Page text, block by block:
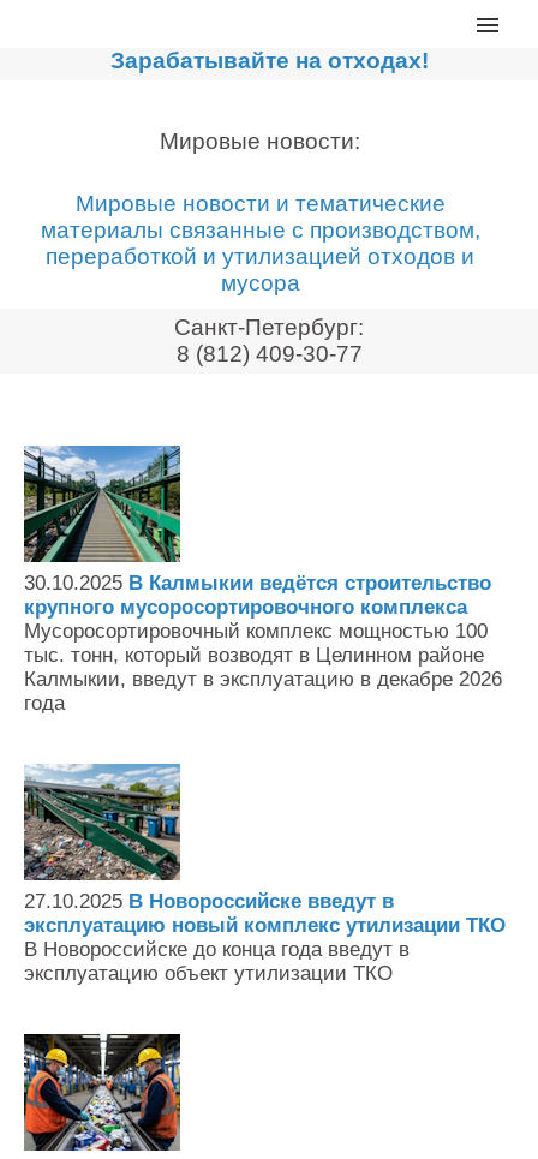
Главная
Сортировочные линии
Дробильное оборудование
Компакторы, контейнеры
Реализованные проекты
Видео
Мировые новости
О нас
Контакты
Оставить заявку
Зарабатывайте на отходах!
Мировые новости:
Мировые новости и тематические
материалы связанные с производством,
переработкой и утилизацией отходов и
мусора
Санкт-Петербург:
8 (812) 409-30-77
30.10.2025 В Калмыкии ведётся строительство
крупного мусоросортировочного комплекса
Мусоросортировочный комплекс мощностью 100
тыс. тонн, который возводят в Целинном районе
Калмыкии, введут в эксплуатацию в декабре 2026
года
27.10.2025 В Новороссийске введут в
эксплуатацию новый комплекс утилизации ТКО
В Новороссийске до конца года введут в
эксплуатацию объект утилизации ТКО